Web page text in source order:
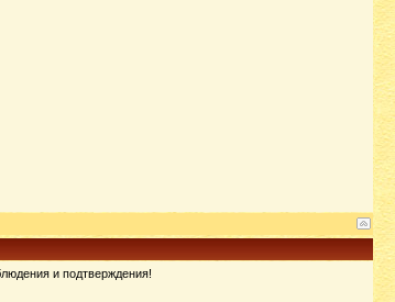
и подтверждения!